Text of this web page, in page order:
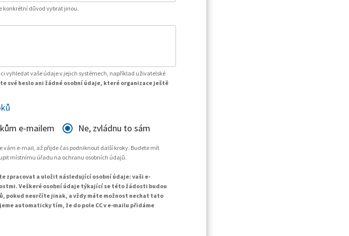
konkrétní důvod vybrat jinou.
vyhledat vaše údaje v jejich systémech, například uživatelské
své heslo ani žádné osobní údaje, které organizace ještě
e-mailem
Ne, zvládnu to sám
vám e-mail, až přijde čas podniknout další kroky. Budete mít
místnímu úřadu na ochranu osobních údajů.
zpracovat a uložit následující osobní údaje: vaši e-
Veškeré osobní údaje týkající se této žádosti budou
pokud neurčíte jinak, a vždy máte možnost nechat tato
automaticky tím, že do pole CC v e-mailu přidáme